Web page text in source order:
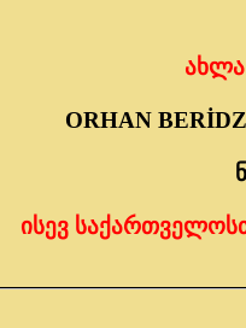
ORHAN
ისევ